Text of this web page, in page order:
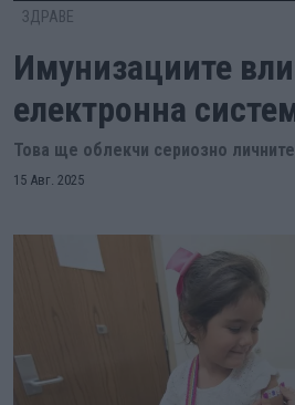
ЗДРАВЕ
Имунизациите
електронна
Това ще облекчи сериозно
15 Авг. 2025